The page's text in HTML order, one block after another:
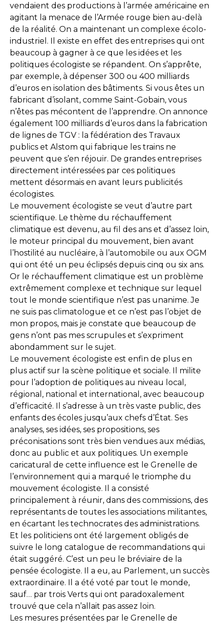
vendaient des productions à l’armée américaine en
agitant la menace de l’Armée rouge bien au-delà
de la réalité. On a maintenant un complexe écolo-
industriel. Il existe en effet des entreprises qui ont
beaucoup à gagner à ce que les idées et les
politiques écologiste se répandent. On s’apprête,
par exemple, à dépenser 300 ou 400 milliards
d’euros en isolation des bâtiments. Si vous êtes un
fabricant d’isolant, comme Saint-Gobain, vous
n’êtes pas mécontent de l’apprendre. On annonce
également 100 milliards d’euros dans la fabrication
de lignes de TGV : la fédération des Travaux
publics et Alstom qui fabrique les trains ne
peuvent que s’en réjouir. De grandes entreprises
directement intéressées par ces politiques
mettent désormais en avant leurs publicités
écologistes.
Le mouvement écologiste se veut d’autre part
scientifique. Le thème du réchauffement
climatique est devenu, au fil des ans et d’assez loin,
le moteur principal du mouvement, bien avant
l’hostilité au nucléaire, à l’automobile ou aux OGM
qui ont été un peu éclipsés depuis cinq ou six ans.
Or le réchauffement climatique est un problème
extrêmement complexe et technique sur lequel
tout le monde scientifique n’est pas unanime. Je
ne suis pas climatologue et ce n’est pas l’objet de
mon propos, mais je constate que beaucoup de
gens n’ont pas mes scrupules et s’expriment
abondamment sur le sujet.
Le mouvement écologiste est enfin de plus en
plus actif sur la scène politique et sociale. Il milite
pour l’adoption de politiques au niveau local,
régional, national et international, avec beaucoup
d’efficacité. Il s’adresse à un très vaste public, des
enfants des écoles jusqu’aux chefs d’État. Ses
analyses, ses idées, ses propositions, ses
préconisations sont très bien vendues aux médias,
donc au public et aux politiques. Un exemple
caricatural de cette influence est le Grenelle de
l’environnement qui a marqué le triomphe du
mouvement écologiste. Il a consisté
principalement à réunir, dans des commissions, des
représentants de toutes les associations militantes,
en écartant les technocrates des administrations.
Et les politiciens ont été largement obligés de
suivre le long catalogue de recommandations qui
était suggéré. C’est un peu le bréviaire de la
pensée écologiste. Il a eu, au Parlement, un succès
extraordinaire. Il a été voté par tout le monde,
sauf… par trois Verts qui ont paradoxalement
trouvé que cela n’allait pas assez loin.
Les mesures présentées par le Grenelle de